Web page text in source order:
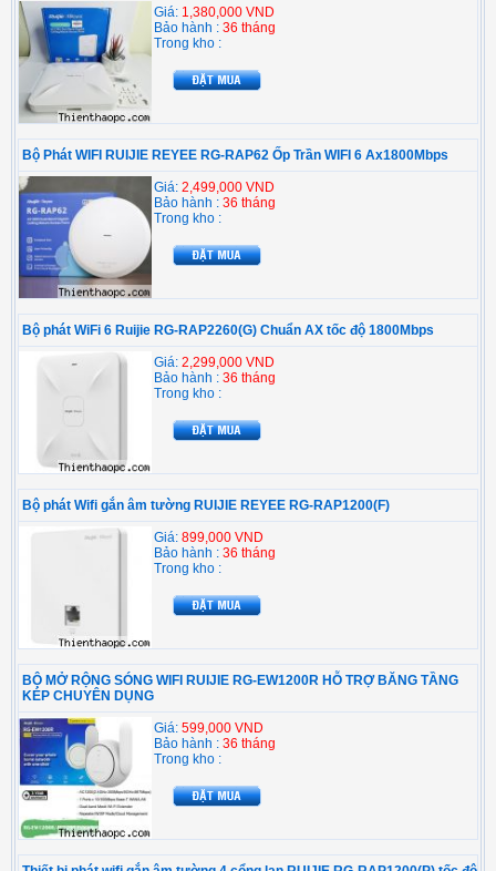
Giá: 1,380,000 VND
Bảo hành : 36 tháng
Trong kho :
Bộ Phát WIFI RUIJIE REYEE RG-RAP62 Ốp Trần WIFI 6 Ax1800Mbps
Giá: 2,499,000 VND
Bảo hành : 36 tháng
Trong kho :
Bộ phát WiFi 6 Ruijie RG-RAP2260(G) Chuẩn AX tốc độ 1800Mbps
Giá: 2,299,000 VND
Bảo hành : 36 tháng
Trong kho :
Bộ phát Wifi gắn âm tường RUIJIE REYEE RG-RAP1200(F)
Giá: 899,000 VND
Bảo hành : 36 tháng
Trong kho :
BỘ MỞ RỘNG SÓNG WIFI RUIJIE RG-EW1200R HỖ TRỢ BĂNG TẦNG
KÉP CHUYÊN DỤNG
Giá: 599,000 VND
Bảo hành : 36 tháng
Trong kho :